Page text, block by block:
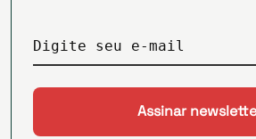
Digite seu e-mail